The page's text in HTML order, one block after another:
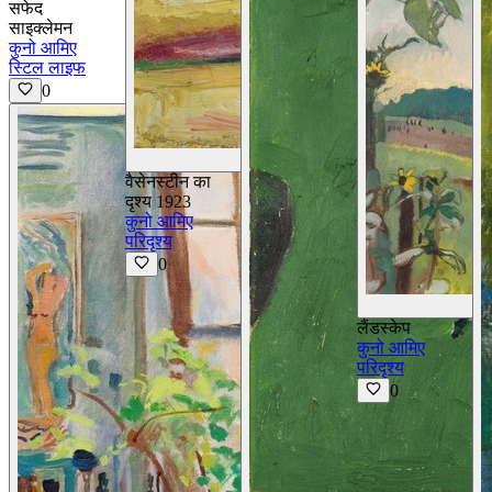
सफेद
साइक्लेमन
कुनो आमिए
स्टिल लाइफ
0
विवरण देखें
वैसेनस्टीन का
दृश्य 1923
कुनो आमिए
परिदृश्य
0
लैंडस्केप
कुनो आमिए
परिदृश्य
0